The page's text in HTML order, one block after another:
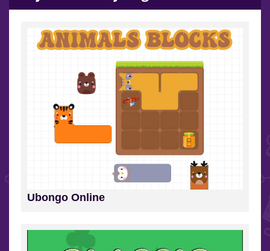
Ubongo Online